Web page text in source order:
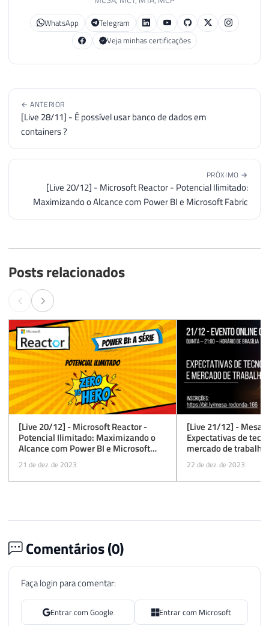
WhatsApp
Telegram
Veja minhas certificações
← ANTERIOR
[Live 28/11] - É possível usar banco de dados em
containers ?
PRÓXIMO →
[Live 20/12] - Microsoft Reactor - Potencial Ilimitado:
Maximizando o Alcance com Power BI e Microsoft Fabric
Posts relacionados
[Live 20/12] - Microsoft Reactor -
Potencial Ilimitado: Maximizando o
Alcance com Power BI e Microsoft
Fabric
21 de dez. de 2023
[Live 21/12] - Mesa
Expectativas de
mercado de
22 de dez. de 2023
Comentários (0)
Faça login para comentar:
Entrar com Google Entrar com Microsoft